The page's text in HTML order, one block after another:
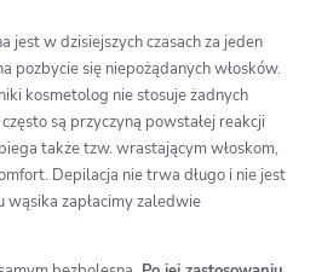
jest w dzisiejszych czasach za jeden
pozbycie się niepożądanych włosków.
kosmetolog nie stosuje żadnych
są przyczyną powstałej reakcji
także tzw. wrastającym włoskom,
Depilacja nie trwa długo i nie jest
zapłacimy zaledwie